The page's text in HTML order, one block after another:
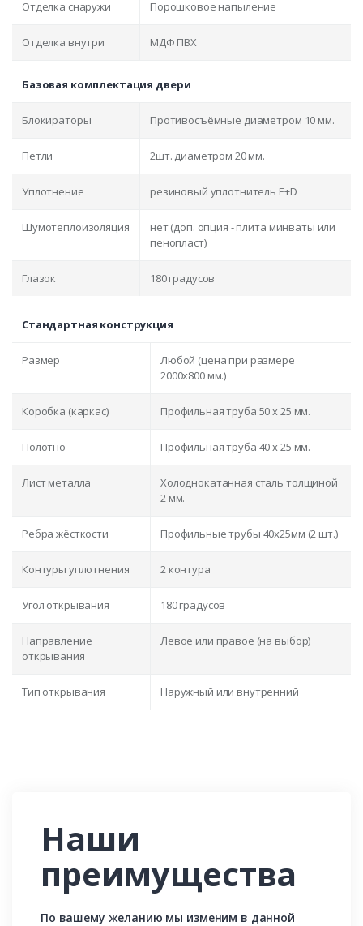
Отделка снаружи Порошковое напыление
Отделка внутри МДФ ПВХ
Базовая комплектация двери
Блокираторы Противосъёмные диаметром 10 мм.
Петли 2шт. диаметром 20 мм.
Уплотнение резиновый уплотнитель E+D
Шумотеплоизоляция
нет (доп. опция - плита минваты или
пенопласт)
Глазок 180 градусов
Стандартная конструкция
Размер
Любой (цена при размере
2000x800 мм.)
Коробка (каркас) Профильная труба 50 х 25 мм.
Полотно Профильная труба 40 х 25 мм.
Лист металла
Холоднокатанная сталь толщиной
2 мм.
Ребра жёсткости Профильные трубы 40х25мм (2 шт.)
Контуры уплотнения 2 контура
Угол открывания 180 градусов
Направление
открывания
Левое или правое (на выбор)
Тип открывания Наружный или внутренний
Наши
преимущества
По вашему желанию мы изменим в данной